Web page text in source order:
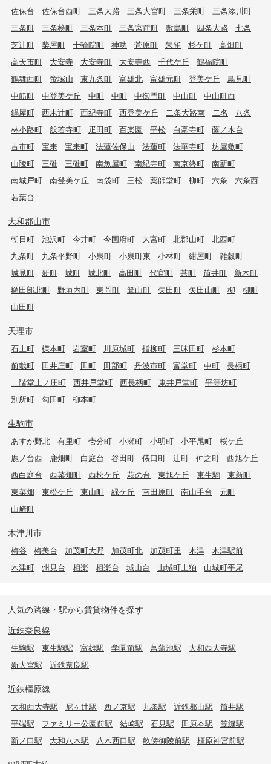
佐保台
佐保台西町 三条大路 三条大宮町 三条栄町
三条添川町
三条町
三条桧町 三条本町 三条宮前町 敷島町 四条大路
七条
芝辻町
柴屋町 十輪院町 神功 菅原町 朱雀 杉ケ町
高畑町
高天市町
大安寺 大安寺町 大安寺西 千代ケ丘
鶴福院町
鶴舞西町
帝塚山 東九条町 富雄北 富雄元町 登美ケ丘
鳥見町
中筋町
中登美ケ丘 中町 中町 中御門町 中山町
中山町西
鍋屋町
西木辻町 西紀寺町 西登美ケ丘 二条大路南 二名
八条
林小路町
般若寺町 疋田町 百楽園 平松 白毫寺町
藤ノ木台
古市町
宝来 宝来町 法蓮佐保山 法蓮町 法華寺町
坊屋敷町
山陵町
三碓 三碓町 南魚屋町 南紀寺町 南京終町
南新町
南城戸町
南登美ケ丘 南袋町 三松 薬師堂町 柳町 六条
六条西
若葉台
大和郡山市
朝日町 池沢町 今井町 今国府町 大宮町 北郡山町
北西町
九条町
九条平野町 小泉町 小泉町東 小林町 紺屋町
雑穀町
城見町
新町 城町 城北町 高田町 代官町 茶町 筒井町
新木町
額田部北町
野垣内町 東岡町 箕山町 矢田町 矢田山町 柳
柳町
山田町
天理市
石上町 櫟本町 岩室町 川原城町 指柳町 三昧田町
杉本町
前栽町
田井庄町 田町 田部町 丹波市町 富堂町 中町
長柄町
二階堂上ノ庄町
西井戸堂町 西長柄町 東井戸堂町
平等坊町
別所町
勾田町 柳本町
生駒市
あすか野北 有里町 壱分町 小瀬町 小明町 小平尾町
桜ケ丘
鹿ノ台西
鹿畑町 白庭台 谷田町 俵口町 辻町 仲之町
西旭ケ丘
西白庭台
西菜畑町 西松ケ丘 萩の台 東旭ケ丘 東生駒
東新町
東菜畑
東松ケ丘 東山町 緑ケ丘 南田原町 南山手台
元町
山崎町
木津川市
梅谷 梅美台 加茂町大野 加茂町北 加茂町里 木津
木津駅前
木津町
州見台 相楽 相楽台 城山台 山城町上狛 山城町平尾
人気の路線・駅から賃貸物件を探す
近鉄奈良線
生駒駅 東生駒駅 富雄駅 学園前駅 菖蒲池駅
大和西大寺駅
新大宮駅
近鉄奈良駅
近鉄橿原線
大和西大寺駅 尼ヶ辻駅 西ノ京駅 九条駅 近鉄郡山駅
筒井駅
平端駅
ファミリー公園前駅 結崎駅 石見駅 田原本駅
笠縫駅
新ノ口駅
大和八木駅 八木西口駅 畝傍御陵前駅 橿原神宮前駅